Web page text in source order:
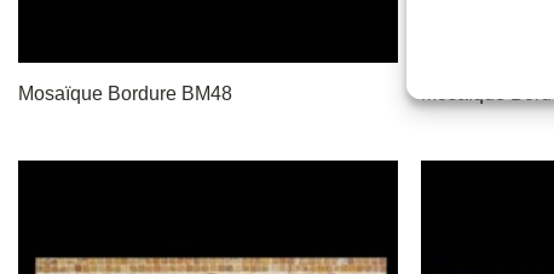
Mosaïque Bordure BM48